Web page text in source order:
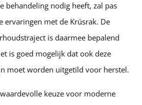
behandeling nodig heeft, zal pas
ervaringen met de Krúsrak. De
is daarmee bepalend
is goed mogelijk dat ook deze
moet worden uitgetild voor herstel.
keuze voor moderne